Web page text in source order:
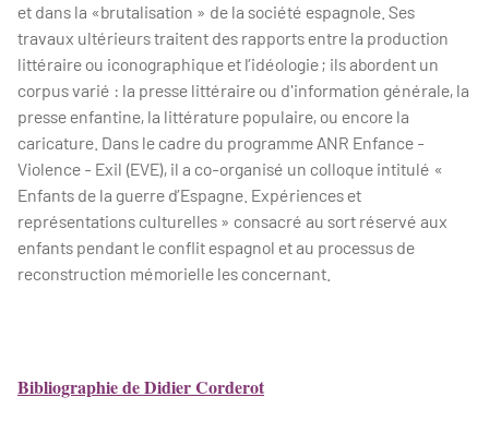
et dans la «brutalisation » de la société espagnole. Ses
travaux ultérieurs traitent des rapports entre la production
littéraire ou iconographique et l’idéologie ; ils abordent un
corpus varié : la presse littéraire ou d'information générale, la
presse enfantine, la littérature populaire, ou encore la
caricature. Dans le cadre du programme ANR Enfance -
Violence - Exil (EVE), il a co-organisé un colloque intitulé «
Enfants de la guerre d’Espagne. Expériences et
représentations culturelles » consacré au sort réservé aux
enfants pendant le conflit espagnol et au processus de
reconstruction mémorielle les concernant.
Bibliographie de Didier Corderot